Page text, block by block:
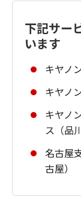
下記サー
います
キヤノ
キヤノ
キヤノ
ス（品川
名古屋
古屋）